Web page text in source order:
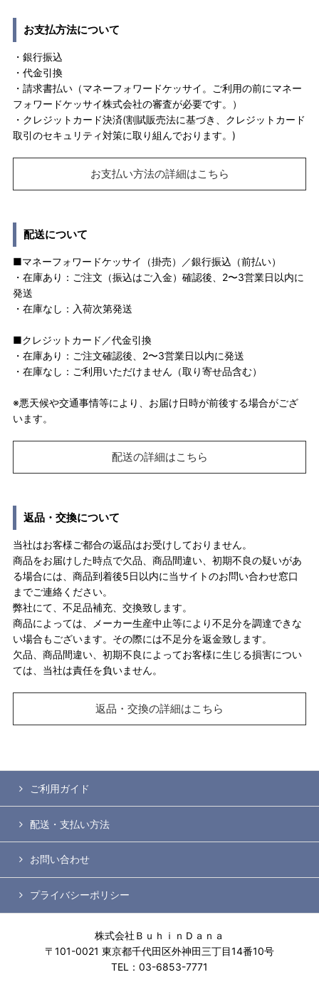
お支払方法について
・銀行振込
・代金引換
・請求書払い（マネーフォワードケッサイ。ご利用の前にマネー
フォワードケッサイ株式会社の審査が必要です。）
・クレジットカード決済(割賦販売法に基づき、クレジットカード
取引のセキュリティ対策に取り組んでおります。)
お支払い方法の詳細はこちら
配送について
■マネーフォワードケッサイ（掛売）／銀行振込（前払い）
・在庫あり：ご注文（振込はご入金）確認後、2〜3営業日以内に
発送
・在庫なし：入荷次第発送
■クレジットカード／代金引換
・在庫あり：ご注文確認後、2〜3営業日以内に発送
・在庫なし：ご利用いただけません（取り寄せ品含む）
※悪天候や交通事情等により、お届け日時が前後する場合がござ
います。
配送の詳細はこちら
返品・交換について
当社はお客様ご都合の返品はお受けしておりません。
商品をお届けした時点で欠品、商品間違い、初期不良の疑いがあ
る場合には、商品到着後5日以内に当サイトのお問い合わせ窓口
までご連絡ください。
弊社にて、不足品補充、交換致します。
商品によっては、メーカー生産中止等により不足分を調達できな
い場合もございます。その際には不足分を返金致します。
欠品、商品間違い、初期不良によってお客様に生じる損害につい
ては、当社は責任を負いません。
返品・交換の詳細はこちら
ご利用ガイド
配送・支払い方法
お問い合わせ
プライバシーポリシー
株式会社ＢｕｈｉｎＤａｎａ
〒101-0021 東京都千代田区外神田三丁目14番10号
TEL：03-6853-7771